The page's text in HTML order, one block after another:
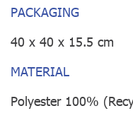
PACKAGING
40 x 40 x 15.5 cm
MATERIAL
Polyester 100%